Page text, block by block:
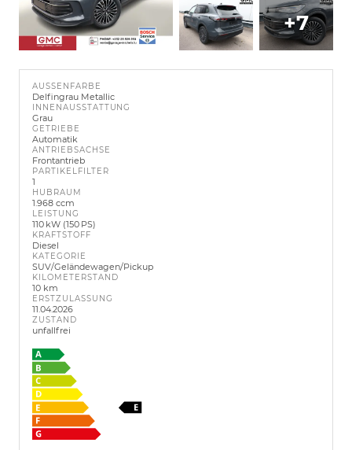
+7
AUSSENFARBE
Delfingrau Metallic
INNENAUSSTATTUNG
Grau
GETRIEBE
Automatik
ANTRIEBSACHSE
Frontantrieb
PARTIKELFILTER
1
HUBRAUM
1.968 ccm
LEISTUNG
110 kW (150 PS)
KRAFTSTOFF
Diesel
KATEGORIE
SUV/Geländewagen/Pickup
KILOMETERSTAND
10 km
ERSTZULASSUNG
11.04.2026
ZUSTAND
unfallfrei